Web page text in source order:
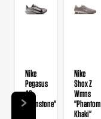
Nike
Pegasus
42
"Ironstone"
Nike
Shox Z
Wmns
"Phantom
Khaki"